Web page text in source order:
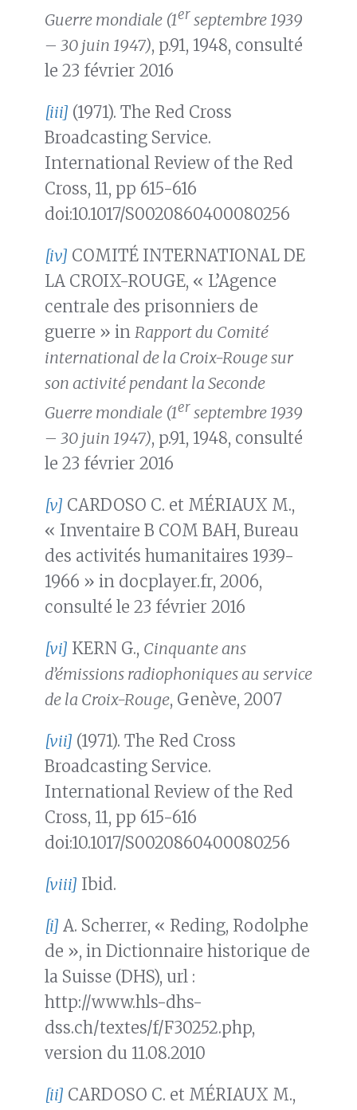
Guerre mondiale (1erseptembre 1939
– 30 juin 1947), p.91, 1948, consulté
le 23 février 2016
[iii] (1971). The Red Cross
Broadcasting Service.
International Review of the Red
Cross, 11, pp 615-616
doi:10.1017/S0020860400080256
[iv] COMITÉ INTERNATIONAL DE
LA CROIX-ROUGE, « L’Agence
centrale des prisonniers de
guerre » in Rapport du Comité
international de la Croix-Rouge sur
son activité pendant la Seconde
Guerre mondiale (1erseptembre 1939
– 30 juin 1947), p.91, 1948, consulté
le 23 février 2016
[v] CARDOSO C. et MÉRIAUX M.,
« Inventaire B COM BAH, Bureau
des activités humanitaires 1939-
1966 » in docplayer.fr, 2006,
consulté le 23 février 2016
[vi] KERN G., Cinquante ans
d’émissions radiophoniques au service
de la Croix-Rouge, Genève, 2007
[vii] (1971). The Red Cross
Broadcasting Service.
International Review of the Red
Cross, 11, pp 615-616
doi:10.1017/S0020860400080256
[viii] Ibid.
[i] A. Scherrer, « Reding, Rodolphe
de », in Dictionnaire historique de
la Suisse (DHS), url :
http://www.hls-dhs-
dss.ch/textes/f/F30252.php,
version du 11.08.2010
[ii] CARDOSO C. et MÉRIAUX M.,